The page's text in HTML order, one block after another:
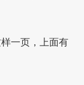
一页，上面有